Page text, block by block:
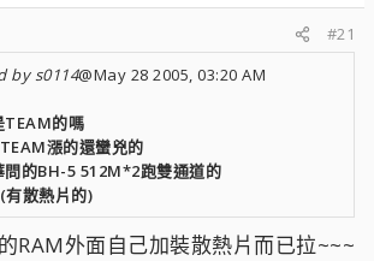
#21
by s0114@May 28 2005, 03:20 AM
TEAM的嗎
漲的還蠻兇的
問的BH-5 512M*2跑雙通道的
有散熱片的)
RAM外面自己加裝散熱片而已拉~~~